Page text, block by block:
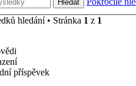
Hledat
hledání • Stránka 1 z 1
příspěvek